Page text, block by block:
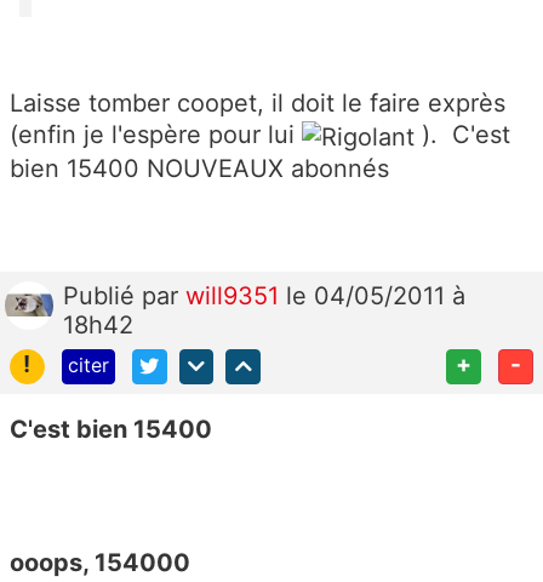
Laisse tomber coopet, il doit le faire exprès
(enfin je l'espère pour lui
). C'est
bien 15400 NOUVEAUX abonnés
Publié par will9351 le 04/05/2011 à
18h42
!
citer + -
C'est bien 15400
ooops, 154000